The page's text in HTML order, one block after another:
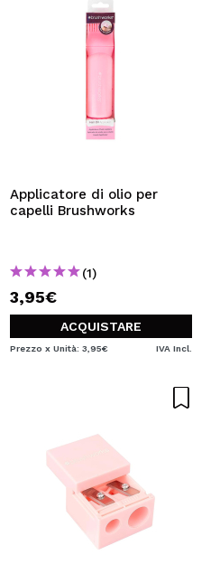
Applicatore di olio per
capelli Brushworks
(1)
3,95€
ACQUISTARE
Prezzo x Unità: 3,95€ IVA Incl.